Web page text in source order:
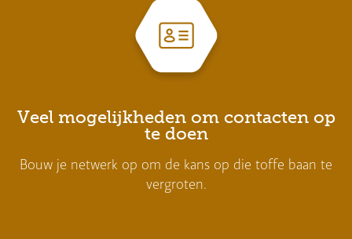
Veel mogelijkheden om contacten op
te doen
Bouw je netwerk op om de kans op die toffe baan te
vergroten.